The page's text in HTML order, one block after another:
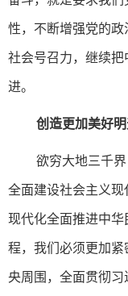
性，不断增强党的政
社会号召力，继续
进。
创造更加美好
欲穷大地三千
全面建设社会主义
现代化全面推进中
程，我们必须更加
央周围，全面贯彻